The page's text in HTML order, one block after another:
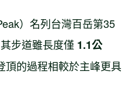
）名列台灣百岳第35
其步道雖長度僅 1.1公
頂的過程相較於主峰更具